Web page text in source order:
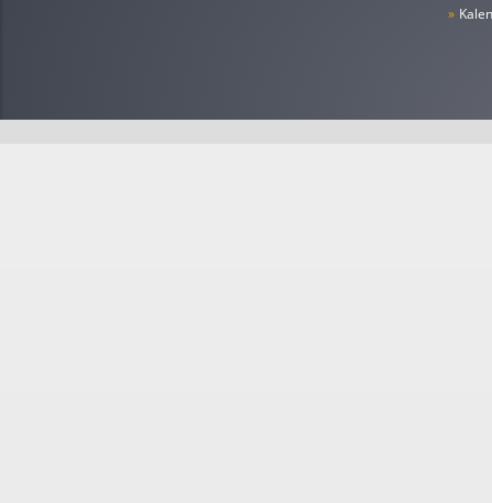
»